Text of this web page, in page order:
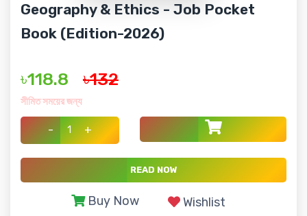
Geography & Ethics - Job Pocket
Book (Edition-2026)
৳118.8 ৳132
সীমিত সময়ের জন্য
- +
READ NOW
Buy Now Wishlist